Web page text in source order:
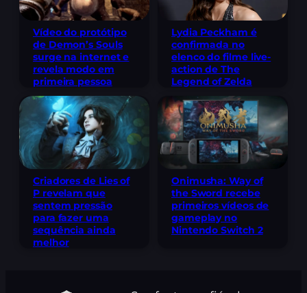
Vídeo do protótipo
de Demon’s Souls
surge na internet e
revela modo em
primeira pessoa
Lydia Peckham é
confirmada no
elenco do filme live-
action de The
Legend of Zelda
Criadores de Lies of
P revelam que
sentem pressão
para fazer uma
sequência ainda
melhor
Onimusha: Way of
the Sword recebe
primeiros vídeos de
gameplay no
Nintendo Switch 2